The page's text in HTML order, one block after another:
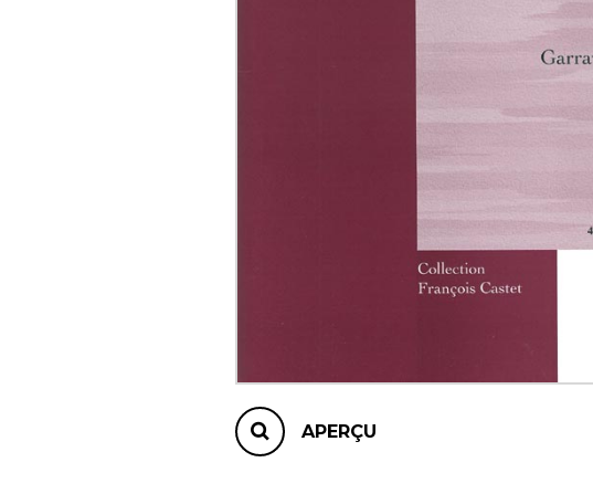
APERÇU